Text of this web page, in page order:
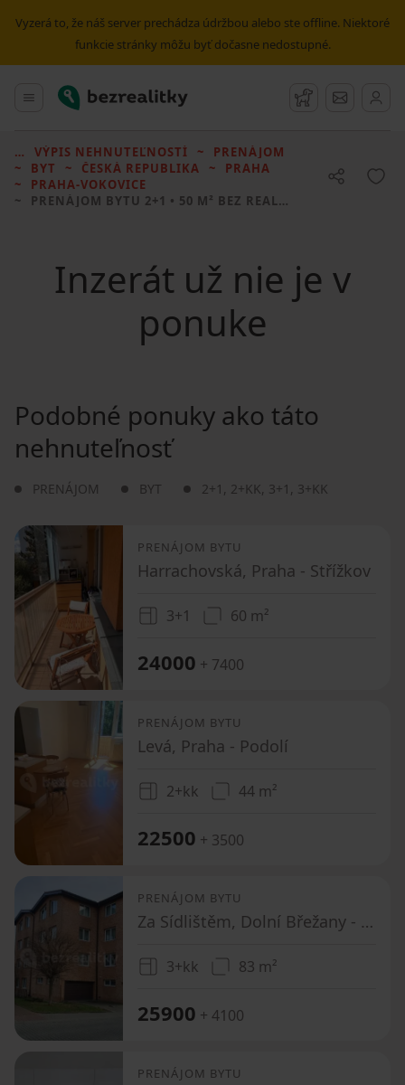
Vyzerá to, že náš server prechádza údržbou alebo ste offline. Niektoré
funkcie stránky môžu byť dočasne nedostupné.
Hlavné menu
Bezrealitky Strážny pes
Správy
VÝPIS NEHNUTEĽNOSTÍ
PRENÁJOM
BYT
ČESKÁ REPUBLIKA
PRAHA
PRAHA-VOKOVICE
PRENÁJOM BYTU 2+1 • 50 M² BEZ REALITKY
Inzerát už nie je v
ponuke
Podobné ponuky ako táto
nehnuteľnosť
PRENÁJOM BYT 2+1 , 2+KK, 3+1 , 3+KK
PRENÁJOM BYTU
Harrachovská, Praha - Střížkov
3+1 60 m²
24000 + 7400
PRENÁJOM BYTU
Levá, Praha - Podolí
2+kk 44 m²
22500 + 3500
PRENÁJOM BYTU
Za Sídlištěm, Dolní Břežany - Dolní Břežany, Středočeský kraj
3+kk 83 m²
25900 + 4100
PRENÁJOM BYTU